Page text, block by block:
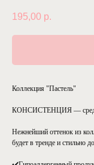
195,00 р.
Коллекция "Пастель"
КОНСИСТЕНЦИЯ —
Нежнейший оттенок из
будет в тренде и стильно